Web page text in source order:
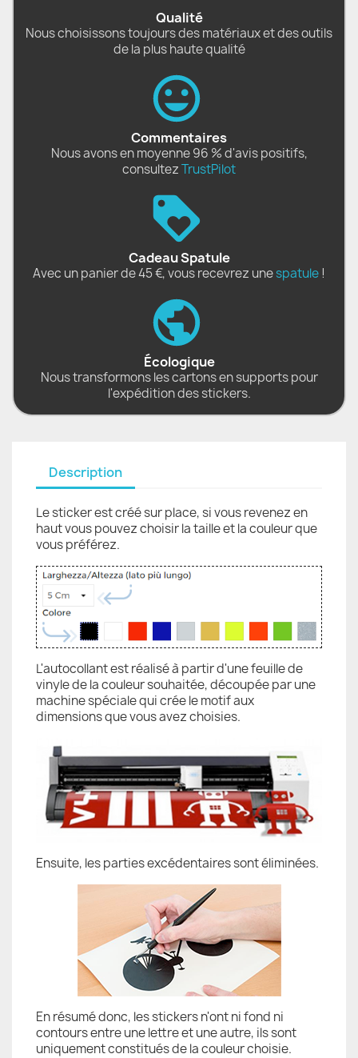
Qualité
Nous choisissons toujours des matériaux et des outils
de la plus haute qualité
Commentaires
Nous avons en moyenne 96 % d'avis positifs,
consultezTrustPilot
Cadeau Spatule
Avec un panier de 45 €, vous recevrez unespatule !
Écologique
Nous transformons les cartons en supports pour
l'expédition des stickers.
Description
Le sticker est créé sur place, si vous revenez en
haut vous pouvez choisir la taille et la couleur que
vous préférez.
L'autocollant est réalisé à partir d'une feuille de
vinyle de la couleur souhaitée, découpée par une
machine spéciale qui crée le motif aux
dimensions que vous avez choisies.
Ensuite, les parties excédentaires sont éliminées.
En résumé donc, les stickers n'ont ni fond ni
contours entre une lettre et une autre, ils sont
uniquement constitués de la couleur choisie.